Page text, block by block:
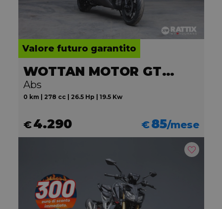
Valore futuro garantito
WOTTAN MOTOR GT2 300
Abs
0 km | 278 cc | 26.5 Hp | 19.5 Kw
€4.290 €85/mese